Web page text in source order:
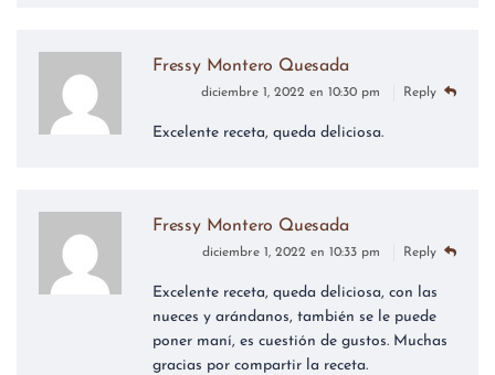
Fressy Montero Quesada
diciembre 1, 2022 en 10:30 pm Reply
Excelente receta, queda deliciosa.
Fressy Montero Quesada
diciembre 1, 2022 en 10:33 pm Reply
Excelente receta, queda deliciosa, con las
nueces y arándanos, también se le puede
poner maní, es cuestión de gustos. Muchas
gracias por compartir la receta.